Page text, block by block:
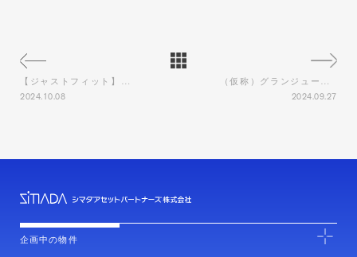
【ジャストフィット】「ジャストフィット銀座」情報公開！
2024.10.08
（仮称）グランジュール吉祥寺南・工事中！
2024.09.27
企画中の物件